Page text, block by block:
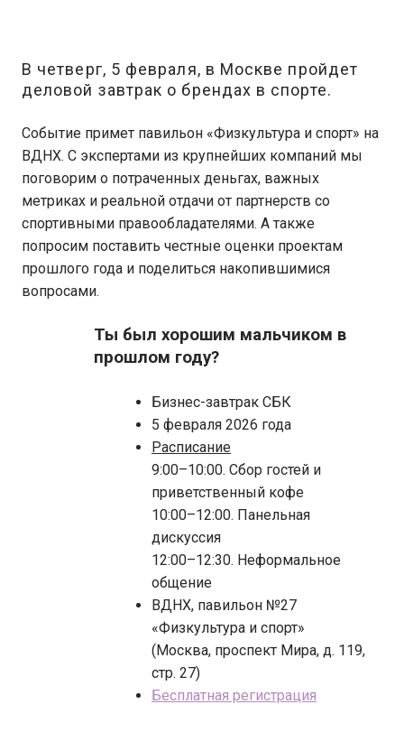
В четверг, 5 февраля, в Москве пройдет
деловой завтрак о брендах в спорте.
Событие примет павильон «Физкультура и спорт» на
ВДНХ. С экспертами из крупнейших компаний мы
поговорим о потраченных деньгах, важных
метриках и реальной отдачи от партнерств со
спортивными правообладателями. А также
попросим поставить честные оценки проектам
прошлого года и поделиться накопившимися
вопросами.
Ты был хорошим мальчиком в
прошлом году?
Бизнес-завтрак СБК
5 февраля 2026 года
Расписание
9:00–10:00. Сбор гостей и
приветственный кофе
10:00–12:00. Панельная
дискуссия
12:00–12:30. Неформальное
общение
ВДНХ, павильон №27
«Физкультура и спорт»
(Москва, проспект Мира, д. 119,
стр. 27)
Бесплатная регистрация